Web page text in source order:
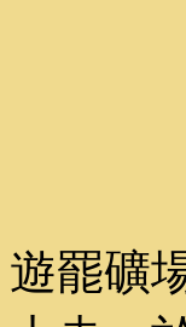
遊罷礦